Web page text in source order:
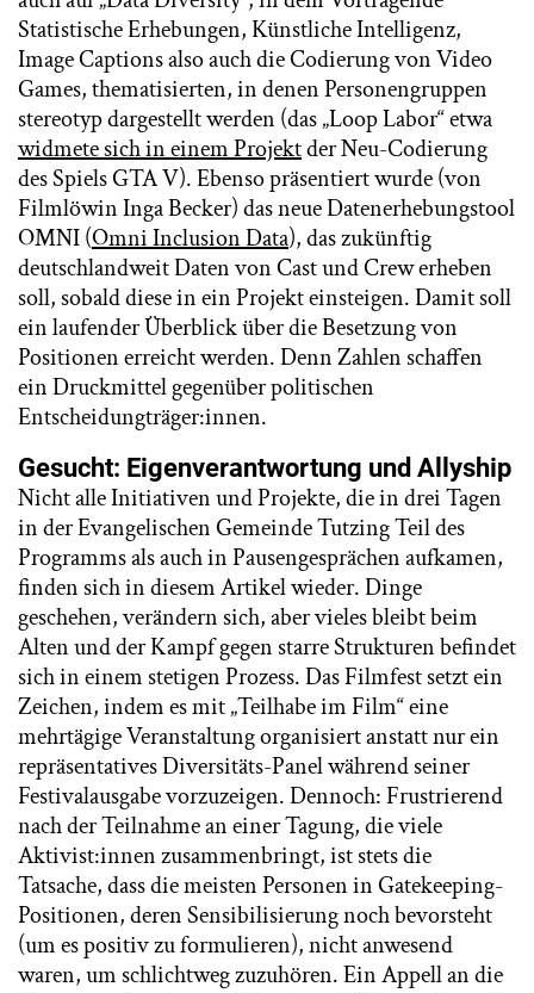
Statistische Erhebungen, Künstliche Intelligenz,
Image Captions also auch die Codierung von Video
Games, thematisierten, in denen Personengruppen
stereotyp dargestellt werden (das „Loop Labor“ etwa
widmete sich in einem Projektder Neu-Codierung
des Spiels GTA V). Ebenso präsentiert wurde (von
Filmlöwin Inga Becker) das neue Datenerhebungstool
OMNI (Omni Inclusion Data), das zukünftig
deutschlandweit Daten von Cast und Crew erheben
soll, sobald diese in ein Projekt einsteigen. Damit soll
ein laufender Überblick über die Besetzung von
Positionen erreicht werden. Denn Zahlen schaffen
ein Druckmittel gegenüber politischen
Entscheidungträger:innen.
Gesucht: Eigenverantwortung und Allyship
Nicht alle Initiativen und Projekte, die in drei Tagen
in der Evangelischen Gemeinde Tutzing Teil des
Programms als auch in Pausengesprächen aufkamen,
finden sich in diesem Artikel wieder. Dinge
geschehen, verändern sich, aber vieles bleibt beim
Alten und der Kampf gegen starre Strukturen befindet
sich in einem stetigen Prozess. Das Filmfest setzt ein
Zeichen, indem es mit „Teilhabe im Film“ eine
mehrtägige Veranstaltung organisiert anstatt nur ein
repräsentatives Diversitäts-Panel während seiner
Festivalausgabe vorzuzeigen. Dennoch: Frustrierend
nach der Teilnahme an einer Tagung, die viele
Aktivist:innen zusammenbringt, ist stets die
Tatsache, dass die meisten Personen in Gatekeeping-
Positionen, deren Sensibilisierung noch bevorsteht
(um es positiv zu formulieren), nicht anwesend
waren, um schlichtweg zuzuhören. Ein Appell an die